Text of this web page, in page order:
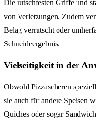
Die rutschfesten Griffe und
von Verletzungen. Zudem
Belag verrutscht oder
Schneideergebnis.
Vielseitigkeit in der
Obwohl Pizzascheren
sie auch für andere Speisen
Quiches oder sogar